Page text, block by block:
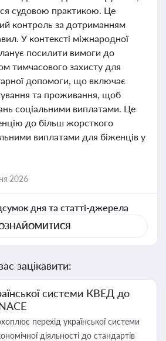
судовою практикою. Це
контроль за дотриманням
У контексті міжнародної
посилити вимоги до
тимчасового захисту для
допомоги, що включає
та проживання, щоб
соціальними виплатами. Це
до більш жорсткого
виплатами для біженців у
2026
дня та статті-джерела
зацікавити:
системи КВЕД до
перехід української системи
діяльності до стандартів